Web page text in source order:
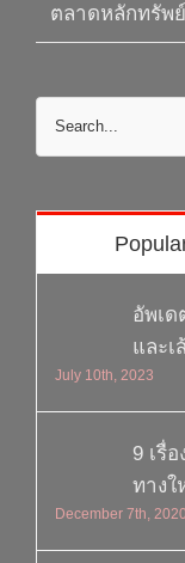
ตลาดหลักทรัพ
อัพเด
และ
July 10th, 2023
9 เรื่
ทางใ
December 7th, 2020